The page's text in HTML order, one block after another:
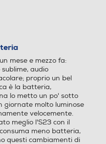
Megapixel fotocamera fron
tale
Capacità di memoria-GB
256
mese e mezzo fa:
audio
proprio un bel
è la batteria,
lo metto un po' sotto
giornate molto luminose
velocemente.
meglio l'S23 con il
meno batteria,
questi cambiamenti di